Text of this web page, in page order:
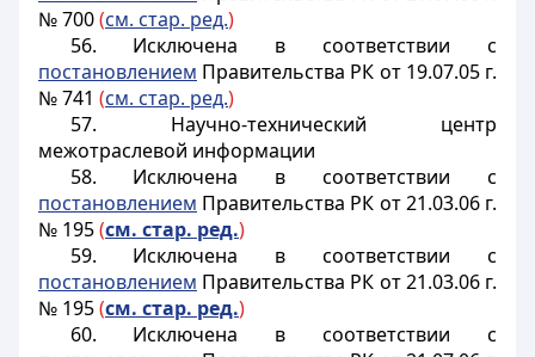
№ 700(см. стар. ред.)
56. Исключена в соответствии с
постановлением Правительства РК от 19.07.05 г.
№ 741 (см. стар. ред.)
57. Научно-технический центр
межотраслевой информации
58. Исключена в соответствии с
постановлением Правительства РК от 21.03.06 г.
№ 195(см. стар. ред.)
59. Исключена в соответствии с
постановлением Правительства РК от 21.03.06 г.
№ 195(см. стар. ред.)
60. Исключена в соответствии с